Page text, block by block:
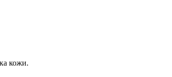
кожи.